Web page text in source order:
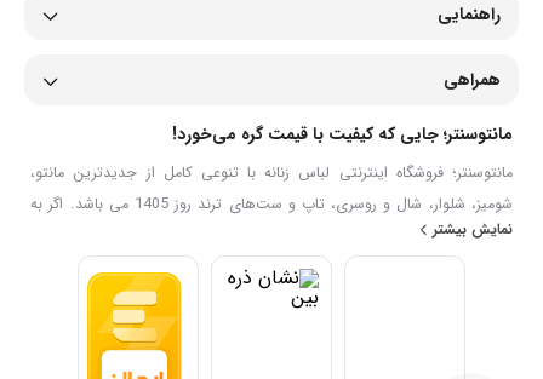
راهنمایی
همراهی
مانتوسنتر؛ جایی که کیفیت با قیمت گره می‌خورد!
مانتوسنتر؛ فروشگاه اینترنتی لباس زنانه با تنوعی کامل از جدیدترین مانتو،
شومیز، شلوار، شال و روسری، تاپ و ست‌های ترند روز 1405 می باشد. اگر به
دنبال خرید اینترنتی لباس زنانه شیک، جدید با قیمت مناسب هستید، در
سایت خرید لباس زنانه مانتوسنتر می‌توانید مدل‌های متنوع را مشاهده، مقایسه
و به‌صورت آنلاین سفارش دهید. ما تلاش می‌کنیم تجربه‌ای ساده، سریع و
نمایش بیشتر